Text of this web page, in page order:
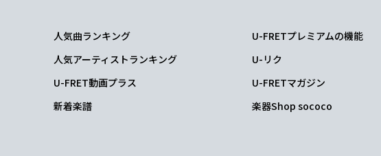
人気曲ランキング
人気アーティストランキング
U-FRET動画プラス
新着楽譜
U-FRETプレミアムの機能
U-リク
U-FRETマガジン
楽器Shop sococo